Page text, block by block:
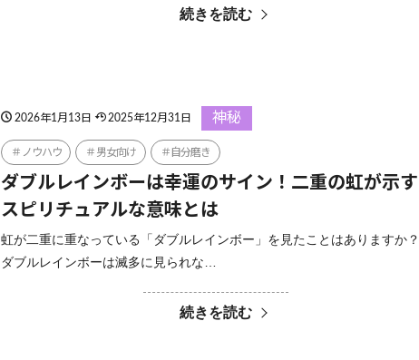
続きを読む
2026年1月13日 2025年12月31日 神秘
ノウハウ 男女向け 自分磨き
ダブルレインボーは幸運のサイン！二重の虹が示す
スピリチュアルな意味とは
虹が二重に重なっている「ダブルレインボー」を見たことはありますか？
ダブルレインボーは滅多に見られな…
続きを読む